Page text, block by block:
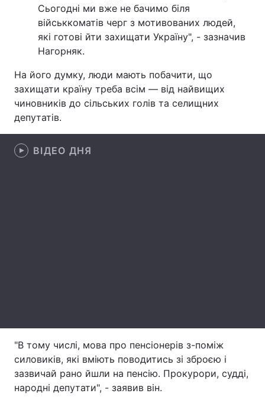
Лонгріди
Відео з Youtube Статті
Інтерв'ю Думки
Архів Вакансії
Контакти
Послуги
Сьогодні ми вже не бачимо біля
військкоматів черг з мотивованих людей,
які готові йти захищати Україну", - зазначив
Нагорняк.
На його думку, люди мають побачити, що
захищати країну треба всім — від найвищих
чиновників до сільських голів та селищних
депутатів.
ВІДЕО ДНЯ
"В тому числі, мова про пенсіонерів з-поміж
силовиків, які вміють поводитись зі зброєю і
зазвичай рано йшли на пенсію. Прокурори, судді,
народні депутати", - заявив він.